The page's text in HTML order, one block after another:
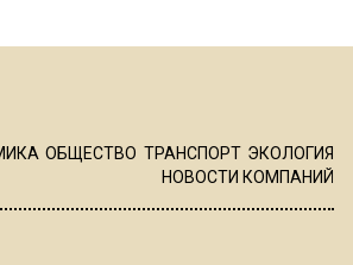
ОБЩЕСТВО ТРАНСПОРТ ЭКОЛОГИЯ
НОВОСТИ КОМПАНИЙ